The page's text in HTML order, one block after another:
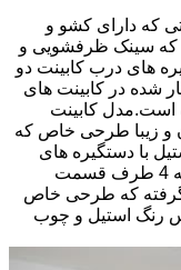
که دارای کشو و
که سینک ظرفشویی و
های درب کابینت دو
شده در کابینت های
است.مدل کابینت
و زیبا طرحی خاص که
با دستگیره های
بزرگ و کابینت های سمت چپ ام دی اف که 4 طرف قسمت
گرفته که طرحی خاص
رنگ استیل و چوب